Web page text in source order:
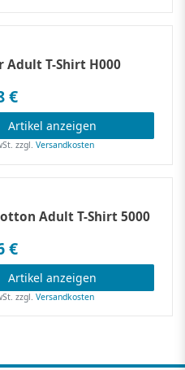
Adult T-Shirt H000
€
Artikel anzeigen
zzgl.Versandkosten
Adult T-Shirt 5000
€
Artikel anzeigen
zzgl.Versandkosten